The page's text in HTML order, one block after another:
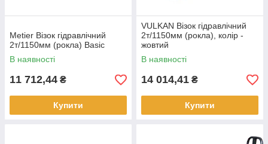
Metier Візок гідравлічний
2т/1150мм (рокла) Basic
В наявності
11 712,44 ₴
Купити
VULKAN Візок гідравлічний
2т/1150мм (рокла), колір -
жовтий
В наявності
14 014,41 ₴
Купити